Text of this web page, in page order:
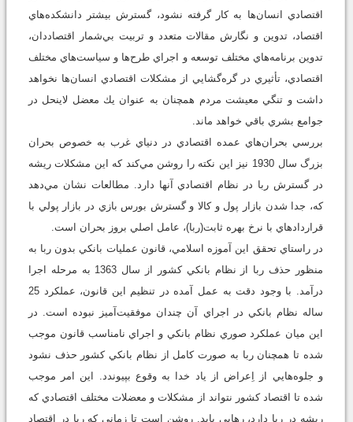
اقتصادي انسان‌ها به كار گرفته نشود، گسترش بيشتر دانشكده‌هاي
اقتصاد، تدوين و نگارش مقالات متعدد و تربيت بي‌شمار اقتصاددان،
تدوين برنامه‌هاي مختلف توسعه و اجراي طرح‌ها و سياست‌هاي مختلف
اقتصادي، تأثيري در گره‌گشايي از مشكلات اقتصادي انسان‌ها نخواهد
داشت و تنگي معيشت مردم همچنان به عنوان يك معضل لاينحل در
جوامع بشري باقي خواهد ماند.
بررسي بحران‌هاي عمده اقتصادي در دنياي غرب به خصوص بحران
بزرگ سال 1930 نيز اين نكته را روشن مي‌كند كه اين مشكلات ريشه
در گسترش ربا در نظام اقتصادي آنها دارد. مطالعات نشان مي‌دهد
كه، جدا شدن بازار پول و كالا و گسترش بورس بازي در بازار پولي با
قراردادهاي با نرخ بهره ثابت(ربا)، عامل اصلي بروز بحران‌ است.
در راستاي تحقق اين آموزه اسلامي، قانون عمليات بانكي بدون ربا به
منظور حذف ربا از نظام بانكي كشور از سال 1363 به مرحله اجرا
درآمد. با وجود دقت به عمل آمده در تنظيم اين قانون، عملكرد 25
ساله نظام بانكي در اجراي آن چندان موفقيت‌آميز نبوده است. در
اين ميان عملكرد صوري نظام بانكي و اجراي نامناسب قانون موجب
شده تا همچنان ربا به صورت كامل از نظام بانكي كشور حذف نشود
و جلوه‌هايي از اِعراض از ياد خدا به وقوع بپيوندد. اين امر موجب
شده تا اقتصاد كشور نتواند از مشكلات و معضلات مختلف اقتصادي كه
ريشه در ربا دارد، رهايي يابد. روشن است تا زماني كه ربا در اقتصاد